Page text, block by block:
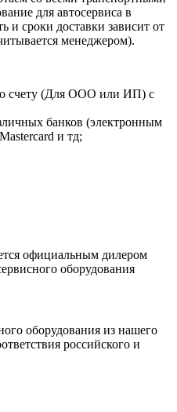
для автосервиса в
и сроки доставки зависит от
менеджером).
счету (Для ООО или ИП) с
банков (электронным
и тд;
официальным дилером
оборудования
оборудования из нашего
российского и